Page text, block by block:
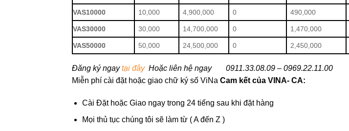
VAS10000 10,000 4,900,000 0 490,000
VAS30000 30,000 14,700,000 0 1,470,000
VAS50000 50,000 24,500,000 0 2,450,000
Đăng ký ngaytại đâyHoặc liên hệ ngay
0911.33.08.09 – 0969.22.11.00
Miễn phí cài đặt hoặc giao chữ ký số ViNa Cam kết của VINA- CA:
Cài Đặt hoặc Giao ngay trong 24 tiếng sau khi đặt hàng
Mọi thủ tục chúng tôi sẽ làm từ ( A đến Z )